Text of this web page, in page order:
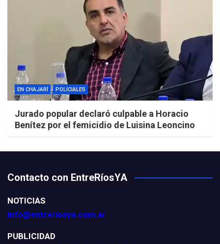
EN CHAJARÍ POLICIALES
Jurado popular declaró culpable a Horacio
Benítez por el femicidio de Luisina Leoncino
Contacto con EntreRíosYA
NOTICIAS
info@entreriosya.com.ar
PUBLICIDAD